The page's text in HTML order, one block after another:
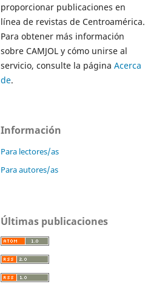
proporcionar publicaciones en
línea de revistas de Centroamérica.
Para obtener más información
sobre CAMJOL y cómo unirse al
servicio, consulte la página Acerca
de.
Información
Para lectores/as
Para autores/as
Últimas publicaciones